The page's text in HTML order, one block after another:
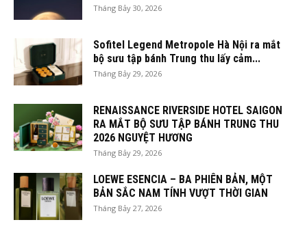
Tháng Bảy 30, 2026
Sofitel Legend Metropole Hà Nội ra mắt
bộ sưu tập bánh Trung thu lấy cảm...
Tháng Bảy 29, 2026
RENAISSANCE RIVERSIDE HOTEL SAIGON
RA MẮT BỘ SƯU TẬP BÁNH TRUNG THU
2026 NGUYỆT HƯƠNG
Tháng Bảy 29, 2026
LOEWE ESENCIA – BA PHIÊN BẢN, MỘT
BẢN SẮC NAM TÍNH VƯỢT THỜI GIAN
Tháng Bảy 27, 2026